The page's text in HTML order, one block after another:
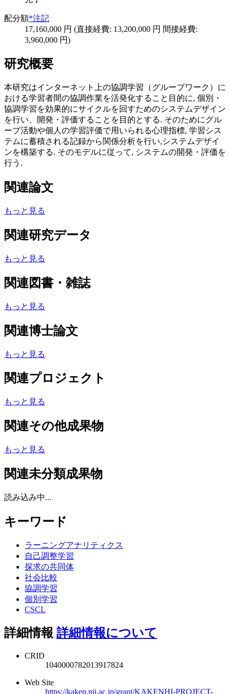
配分額*注記
17,160,000 円 (直接経費: 13,200,000 円 間接経費:
3,960,000 円)
研究概要
本研究はインターネット上の協調学習（グループワーク）に
おける学習者間の協調作業を活発化すること目的に, 個別・
協調学習を効果的にサイクルを回すためのシステムデザイン
を行い、開発・評価することを目的とする. そのためにグル
ープ活動や個人の学習評価で用いられる心理指標, 学習シス
テムに蓄積される記録から関係分析を行い,システムデザイ
ンを構築する. そのモデルに従って, システムの開発・評価を
行う.
関連論文
もっと見る
関連研究データ
もっと見る
関連図書・雑誌
もっと見る
関連博士論文
もっと見る
関連プロジェクト
もっと見る
関連その他成果物
もっと見る
関連未分類成果物
読み込み中...
キーワード
ラーニングアナリティクス
自己調整学習
探求の共同体
社会比較
協調学習
個別学習
CSCL
詳細情報 詳細情報について
CRID
1040000782013917824
Web Site
https://kaken.nii.ac.jp/grant/KAKENHI-PROJECT-